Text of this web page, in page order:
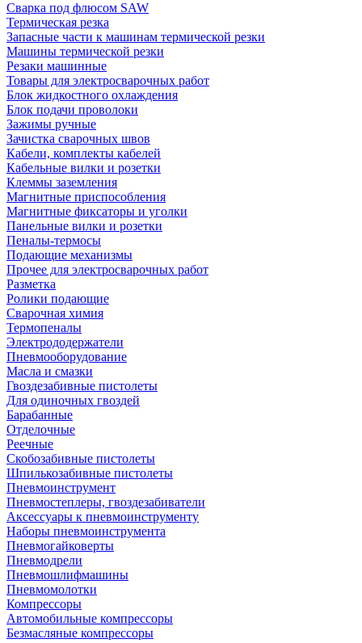
Сварка под флюсом SAW
Термическая резка
Запасные части к машинам термической резки
Машины термической резки
Резаки машинные
Товары для электросварочных работ
Блок жидкостного охлаждения
Блок подачи проволоки
Зажимы ручные
Зачистка сварочных швов
Кабели, комплекты кабелей
Кабельные вилки и розетки
Клеммы заземления
Магнитные приспособления
Магнитные фиксаторы и уголки
Панельные вилки и розетки
Пеналы-термосы
Подающие механизмы
Прочее для электросварочных работ
Разметка
Ролики подающие
Сварочная химия
Термопеналы
Электрододержатели
Пневмооборудование
Масла и смазки
Гвоздезабивные пистолеты
Для одиночных гвоздей
Барабанные
Отделочные
Реечные
Скобозабивные пистолеты
Шпилькозабивные пистолеты
Пневмоинструмент
Пневмостеплеры, гвоздезабиватели
Аксессуары к пневмоинструменту
Наборы пневмоинструмента
Пневмогайковерты
Пневмодрели
Пневмошлифмашины
Пневмомолотки
Компрессоры
Автомобильные компрессоры
Безмасляные компрессоры